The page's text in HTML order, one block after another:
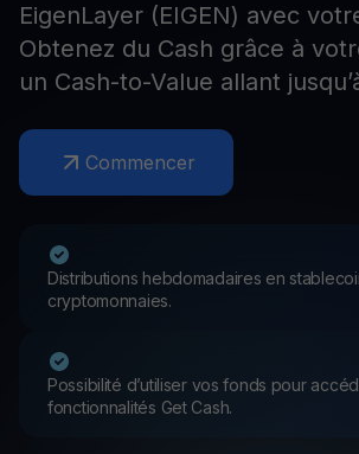
EigenLayer (EIGEN) avec
Obtenez du Cash grâce à
un Cash-to-Value allant
Commencer
Distributions hebdomadaires en
cryptomonnaies.
Possibilité d’utiliser vos fonds pour
fonctionnalités Get Cash.